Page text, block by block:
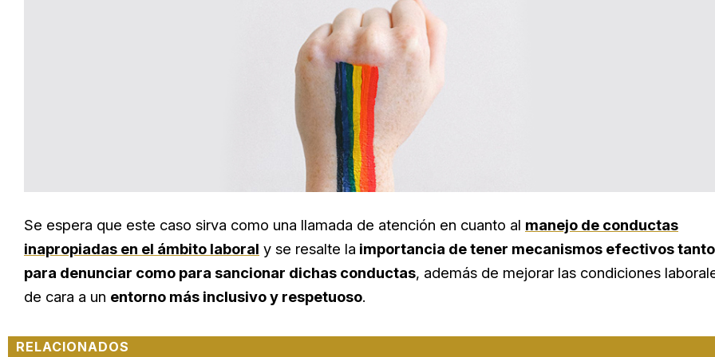
Se espera que este caso sirva como una llamada de atención en cuanto al manejo de conductas
inapropiadas en el ámbito laboral y se resalte la importancia de tener mecanismos efectivos tanto
para denunciar como para sancionar dichas conductas, además de mejorar las condiciones
de cara a un entorno más inclusivo y respetuoso.
RELACIONADOS